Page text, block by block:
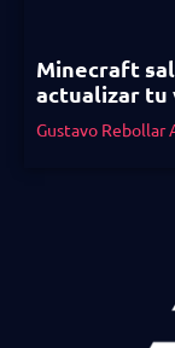
Minecraft
actualizar tu
Gustavo Rebollar